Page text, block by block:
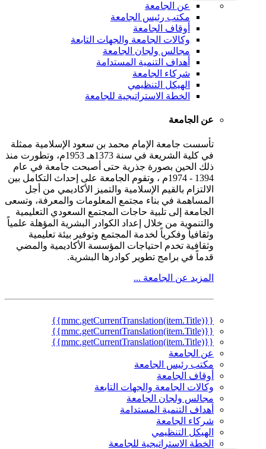
عن الجامعة
مكتب رئيس الجامعة
أوقاف الجامعة
وكالات الجامعة والجهات التابعة
مجالس ولجان الجامعة
أهداف التنمية المستدامة
شركاء الجامعة
الهيكل التنظيمي
الخطة الاستراتيجية للجامعة
عن الجامعة
تأسست جامعة الإمام محمد بن سعود الإسلامية ممثلة
في كلية الشريعة في سنة 1373هـ 1953م، وتطورت منذ
ذلك الحين بصورة جذرية حتى أصبحت جامعة في عام
1394 - 1974م ، وتقوم الجامعة على إحداث التكامل بين
الالتزام بالقيم الإسلامية والتميز الأكاديمي من أجل
المساهمة في بناء مجتمع المعلومات والمعرفة، وتسعى
الجامعة إلى تلبية حاجات المجتمع السعودي التعليمية
والتنموية من خلال إعداد الكوادر البشرية المؤهلة علمياً
وثقافياً وفكرياً لخدمة المجتمع وتوفير بيئة تعليمية
وثقافية تخدم احتياجات المؤسسة الأكاديمية والمضي
قدماً في برامج تطوير كوادرها البشرية.
المزيد عن الجامعة ...
{{mmc.getCurrentTranslation(item.Title)}}
{{mmc.getCurrentTranslation(item.Title)}}
{{mmc.getCurrentTranslation(item.Title)}}
عن الجامعة
مكتب رئيس الجامعة
أوقاف الجامعة
وكالات الجامعة والجهات التابعة
مجالس ولجان الجامعة
أهداف التنمية المستدامة
شركاء الجامعة
الهيكل التنظيمي
الخطة الاستراتيجية للجامعة